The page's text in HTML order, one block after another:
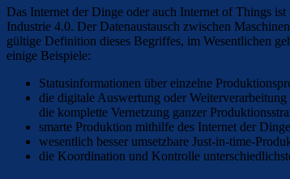
Das Internet der Dinge oder auch Internet of Things
Industrie 4.0. Der Datenaustausch zwischen
gültige Definition dieses Begriffes, im Wesentlichen
einige Beispiele:
Statusinformationen über einzelne
die digitale Auswertung oder
die komplette Vernetzung ganzer
smarte Produktion mithilfe des Internet der
wesentlich besser umsetzbare Just-in-time-
die Koordination und Kontrolle